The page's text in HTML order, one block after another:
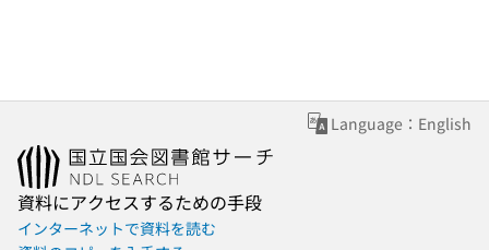
Language：English
資料にアクセスするための手段
インターネットで資料を読む